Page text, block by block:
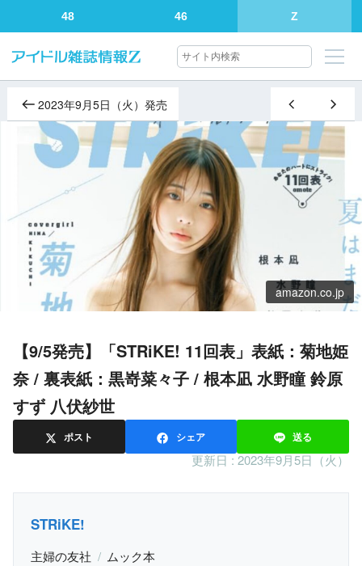
48 46 Z
2023年9月5日（火）発売
amazon.co.jp
【9/5発売】「STRiKE! 11回表」表紙：菊地姫
奈 / 裏表紙：黒嵜菜々子 / 根本凪 水野瞳 鈴原
すず 八伏紗世
ポスト シェア 送る
更新日 : 2023年9月5日（火）
STRiKE!
主婦の友社
ムック本